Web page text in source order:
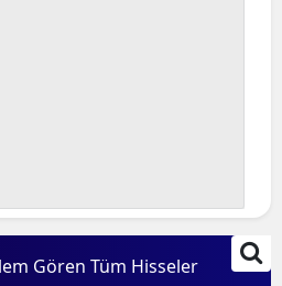
Çankırı
Çorum
Gören Tüm Hisseler